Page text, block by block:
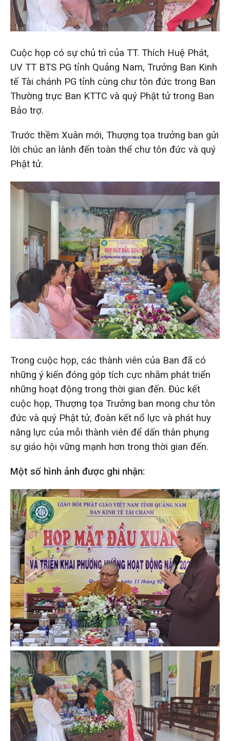
Cuộc họp có sự chủ trì của TT. Thích Huệ Phát,
UV TT BTS PG tỉnh Quảng Nam, Trưởng Ban Kinh
tế Tài chánh PG tỉnh cùng chư tôn đức trong Ban
Thường trực Ban KTTC và quý Phật tử trong Ban
Bảo trợ.
Trước thềm Xuân mới, Thượng tọa trưởng ban gửi
lời chúc an lành đến toàn thể chư tôn đức và quý
Phật tử.
Trong cuộc họp, các thành viên của Ban đã có
những ý kiến đóng góp tích cực nhằm phát triển
những hoạt động trong thời gian đến. Đúc kết
cuộc họp, Thượng tọa Trưởng ban mong chư tôn
đức và quý Phật tử, đoàn kết nổ lực và phát huy
năng lực của mỗi thành viên để dấn thân phụng
sự giáo hội vững mạnh hơn trong thời gian đến.
Một số hình ảnh được ghi nhận: